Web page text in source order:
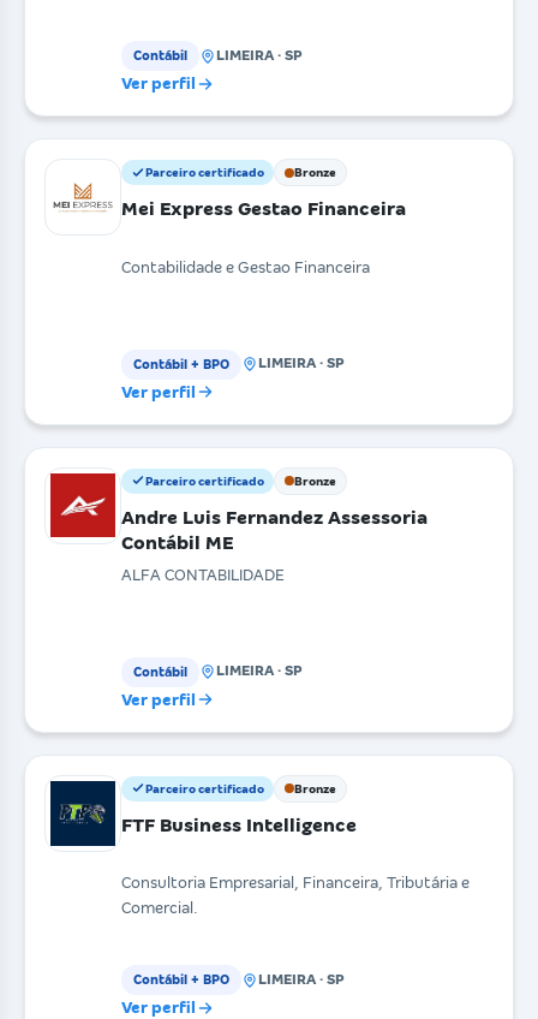
Contábil LIMEIRA · SP
Ver perfil
Parceiro certificado Bronze
Mei Express Gestao Financeira
Contabilidade e Gestao Financeira
Contábil + BPO LIMEIRA · SP
Ver perfil
Parceiro certificado Bronze
Andre Luis Fernandez Assessoria
Contábil ME
ALFA CONTABILIDADE
Contábil LIMEIRA · SP
Ver perfil
Parceiro certificado Bronze
FTF Business Intelligence
Consultoria Empresarial, Financeira, Tributária e
Comercial.
Contábil + BPO LIMEIRA · SP
Ver perfil